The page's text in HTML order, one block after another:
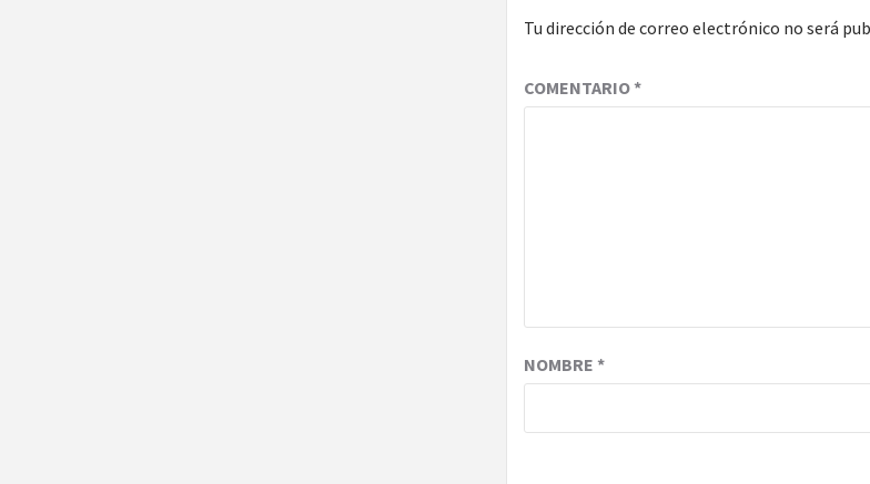
Tu dirección de correo electrónico no será
COMENTARIO*
NOMBRE *